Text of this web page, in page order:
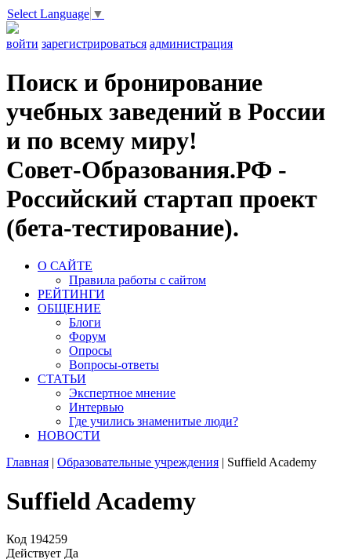
Select Language ▼
войти зарегистрироваться администрация
Поиск и бронирование
учебных заведений в России
и по всему миру!
Совет-Образования.РФ -
Российский стартап проект
(бета-тестирование).
О САЙТЕ
Правила работы с сайтом
РЕЙТИНГИ
ОБЩЕНИЕ
Блоги
Форум
Опросы
Вопросы-ответы
СТАТЬИ
Экспертное мнение
Интервью
Где учились знаменитые люди?
НОВОСТИ
Главная | Образовательные учреждения | Suffield Academy
Suffield Academy
Код 194259
Действует Да